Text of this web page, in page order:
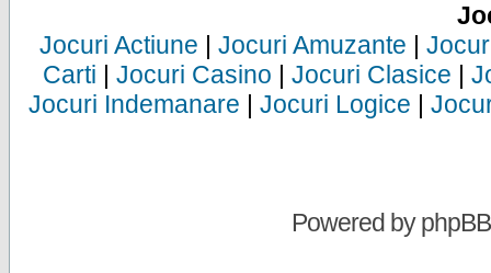
Jocuri Actiune | Jocuri Amuzante |
Carti | Jocuri Casino | Jocuri Clasice |
Jocuri Indemanare | Jocuri Logice |
Powered byphpBB